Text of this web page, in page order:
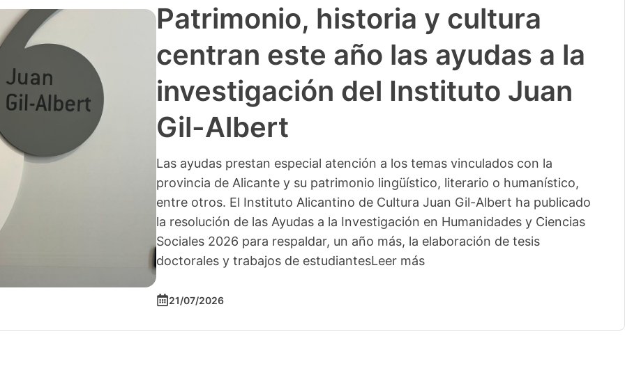
Patrimonio, historia y cultura
centran este año las ayudas a la
investigación del Instituto Juan
Gil-Albert
Las ayudas prestan especial atención a los temas vinculados con la
provincia de Alicante y su patrimonio lingüístico, literario o humanístico,
entre otros. El Instituto Alicantino de Cultura Juan Gil-Albert ha publicado
la resolución de las Ayudas a la Investigación en Humanidades y Ciencias
Sociales 2026 para respaldar, un año más, la elaboración de tesis
doctorales y trabajos de estudiantesLeer más
21/07/2026